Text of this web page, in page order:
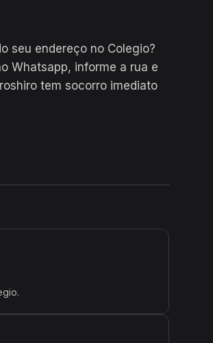
seu endereço no Colegio?
Whatsapp, informe a rua e
tem socorro imediato